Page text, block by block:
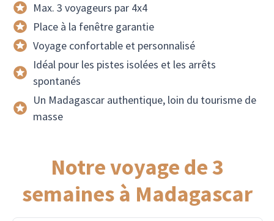
Max. 3 voyageurs par 4x4
Place à la fenêtre garantie
Voyage confortable et personnalisé
Idéal pour les pistes isolées et les arrêts
spontanés
Un Madagascar authentique, loin du tourisme de
masse
Notre voyage de 3
semaines à Madagascar